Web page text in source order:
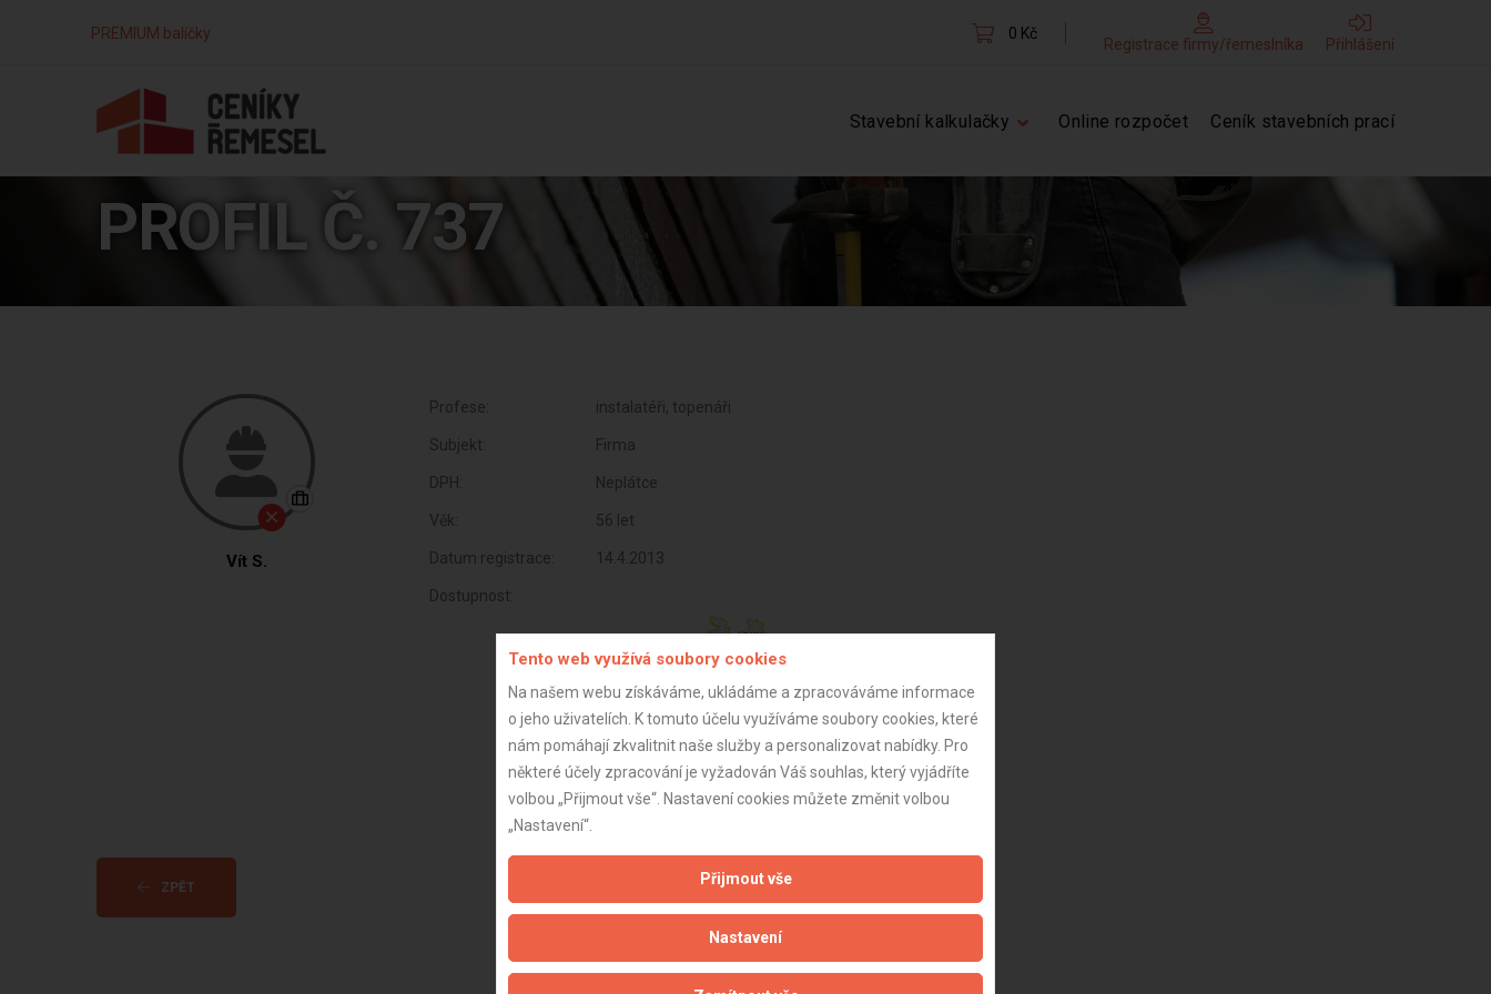
PREMIUM balíčky 0 Kč
Registrace firmy/řemeslníka Přihlášení
Stavební kalkulačky Online rozpočet Ceník stavebních prací
PROFIL Č. 737
Vít S.
Profese: instalatéři, topenáři
Subjekt: Firma
DPH: Neplátce
Věk: 56 let
Datum registrace: 14.4.2013
Dostupnost:
ZPĚT Aktualizováno z portálu ARES dne 05.01.2024 02:15:05
Tento web využívá soubory cookies
Na našem webu získáváme, ukládáme a zpracováváme informace
o jeho uživatelích. K tomuto účelu využíváme soubory cookies, které
nám pomáhají zkvalitnit naše služby a personalizovat nabídky. Pro
některé účely zpracování je vyžadován Váš souhlas, který vyjádříte
volbou „Přijmout vše“. Nastavení cookies můžete změnit volbou
„Nastavení“.
Přijmout vše
Nastavení